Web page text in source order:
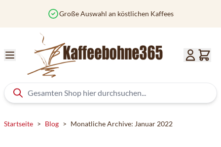
Große Auswahl an köstlichen Kaffees
Startseite > Blog > Monatliche Archive: Januar 2022